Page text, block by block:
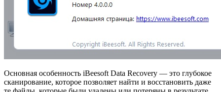
Основная особенность iBeesoft Data Recovery — это глубокое
сканирование, которое позволяет найти и восстановить даже